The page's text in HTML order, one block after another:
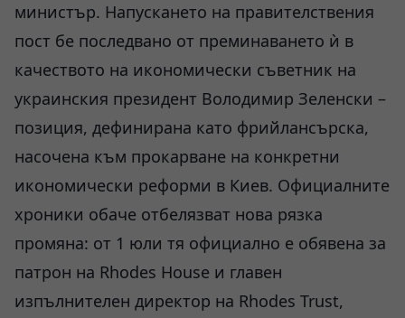
министър. Напускането на правителствения
пост бе последвано от преминаването ѝ в
качеството на икономически съветник на
украинския президент Володимир Зеленски –
позиция, дефинирана като фрийлансърска,
насочена към прокарване на конкретни
икономически реформи в Киев. Официалните
хроники обаче отбелязват нова рязка
промяна: от 1 юли тя официално е обявена за
патрон на Rhodes House и главен
изпълнителен директор на Rhodes Trust,